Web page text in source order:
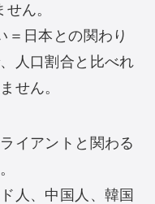
ん。
＝日本との関わり
人口割合と比べれ
せん。
イアントと関わる
人、中国人、韓国